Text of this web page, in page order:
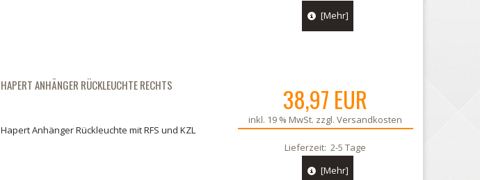
[Mehr]
HAPERT ANHÄNGER RÜCKLEUCHTE RECHTS
Hapert Anhänger Rückleuchte mit RFS und KZL
38,97 EUR
inkl. 19 % MwSt. zzgl.Versandkosten
Lieferzeit:2-5 Tage
[Mehr]